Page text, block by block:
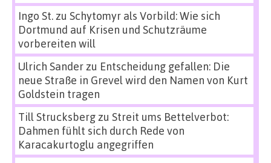
Ingo St.zu Schytomyr als Vorbild: Wie sich
Dortmund auf Krisen und Schutzräume
vorbereiten will
Ulrich Sanderzu Entscheidung gefallen: Die
neue Straße in Grevel wird den Namen von Kurt
Goldstein tragen
Till Strucksbergzu Streit ums Bettelverbot:
Dahmen fühlt sich durch Rede von
Karacakurtoglu angegriffen